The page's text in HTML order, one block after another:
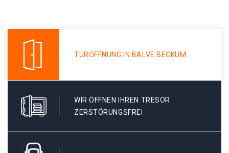
TÜRÖFFNUNG IN BALVE BECKUM
WIR ÖFFNEN IHREN TRESOR
ZERSTÖRUNGSFREI